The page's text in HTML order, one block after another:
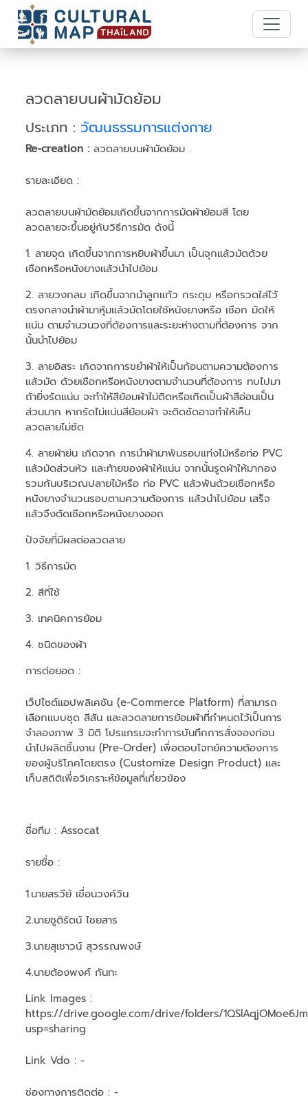
ลวดลายบนผ้ามัดย้อม
ประเภท : วัฒนธรรมการแต่งกาย
Re-creation : ลวดลายบนผ้ามัดย้อม .
รายละเอียด :
ลวดลายบนผ้ามัดย้อมเกิดขึ้นจากการมัดผ้าย้อมสี โดย
ลวดลายจะขึ้นอยู่กับวิธีการมัด ดังนี้
1. ลายจุด เกิดขึ้นจากการหยิบผ้าขึ้นมา เป็นจุกแล้วมัดด้วย
เชือกหรือหนังยางแล้วนำไปย้อม
2. ลายวงกลม เกิดขึ้นจากนำลูกแก้ว กระดุม หรือกรวดใส่ไว้
ตรงกลางนำผ้ามาหุ้มแล้วมัดโดยใช้หนังยางหรือ เชือก มัดให้
แน่น ตามจำนวนวงที่ต้องการและระยะห่างตามที่ต้องการ จาก
นั้นนำไปย้อม
3. ลายอิสระ เกิดจากการขยำผ้าให้เป็นก้อนตามความต้องการ
แล้วมัด ด้วยเชือกหรือหนังยางตามจำนวนที่ต้องการ ทบไปมา
ถ้ายิ่งรัดแน่น จะทำให้สีย้อมผ้าไม่ติดหรือเกิดเป็นผ้าสีอ่อนเป็น
ส่วนมาก หากรัดไม่แน่นสีย้อมผ้า จะติดชัดอาจทำให้เห็น
ลวดลายไม่ชัด
4. ลายผ้าย่น เกิดจาก การนำผ้ามาพันรอบแท่งไม้หรือท่อ PVC
แล้วมัดส่วนหัว และท้ายของผ้าให้แน่น จากนั้นรูดผ้าให้มากอง
รวมกันบริเวณปลายไม้หรือ ท่อ PVC แล้วพันด้วยเชือกหรือ
หนังยางจำนวนรอบตามความต้องการ แล้วนำไปย้อม เสร็จ
แล้วจึงตัดเชือกหรือหนังยางออก
ปัจจัยที่มีผลต่อลวดลาย
1. วิธีการมัด
2. สีที่ใช้
3. เทคนิคการย้อม
4. ชนิดของผ้า
การต่อยอด :
เว็ปไซต์แอปพลิเคชัน (e-Commerce Platform) ที่สามารถ
เลือกแบบชุด สีสัน และลวดลายการย้อมผ้าที่กำหนดไว้เป็นการ
จำลองภาพ 3 มิติ โปรแกรมจะทำการบันทึกการสั่งจองก่อน
นำไปผลิตชิ้นงาน (Pre-Order) เพื่อตอบโจทย์ความต้องการ
ของผู้บริโภคโดยตรง (Customize Design Product) และ
เก็บสถิติเพื่อวิเคราะห์ข้อมูลที่เกี่ยวข้อง
ชื่อทีม : Assocat
รายชื่อ :
1.นายสรวีย์ เขื่อนวงค์วิน
2.นายชูติรัตน์ ไชยสาร
3.นายสุเชาวน์ สุวรรณพงษ์
4.นายต้องพงศ์ กันทะ
Link Images :
https://drive.google.com/drive/folders/
usp=sharing
Link Vdo : -
ช่องทางการติดต่อ : -